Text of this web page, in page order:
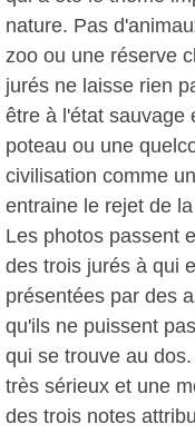
nature. Pas
zoo ou une réserve
jurés ne laisse rien
être à l'état sauvage
poteau ou une
civilisation comme
entraine le rejet de
Les photos passent
des trois jurés à qui
présentées par des
qu'ils ne puissent
qui se trouve au
très sérieux et une
des trois notes